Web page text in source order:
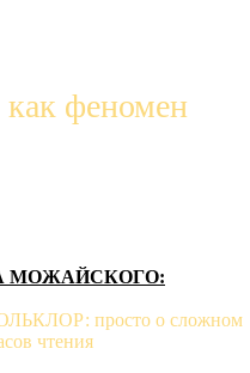
как феномен
МОЖАЙСКОГО:
просто о сложном
чтения